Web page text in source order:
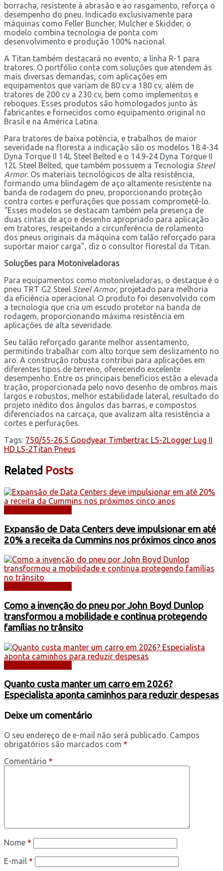
borracha, resistente à abrasão e ao rasgamento, reforça o
desempenho do pneu. Indicado exclusivamente para
máquinas como Feller Buncher, Mulcher e Skidder, o
modelo combina tecnologia de ponta com
desenvolvimento e produção 100% nacional.
A Titan também destacará no evento, a linha R-1 para
tratores. O portfólio conta com soluções que atendem às
mais diversas demandas, com aplicações em
equipamentos que variam de 80 cv a 180 cv, além de
tratores de 200 cv a 230 cv, bem como implementos e
reboques. Esses produtos são homologados junto às
fabricantes e fornecidos como equipamento original no
Brasil e na América Latina.
Para tratores de baixa potência, e trabalhos de maior
severidade na floresta a indicação são os modelos 18.4-34
Dyna Torque II 14L Steel Belted e o 14.9-24 Dyna Torque II
12L Steel Belted, que também possuem a Tecnologia Steel
Armor. Os materiais tecnológicos de alta resistência,
formando uma blindagem de aço altamente resistente na
banda de rodagem do pneu, proporcionando proteção
contra cortes e perfurações que possam comprometê-lo.
“Esses modelos se destacam também pela presença de
duas cintas de aço e desenho apropriado para aplicação
em tratores, respeitando a circunferência de rolamento
dos pneus originais da máquina com talão reforçado para
suportar maior carga”, diz o consultor florestal da Titan.
Soluções para Motoniveladoras
Para equipamentos como motoniveladoras, o destaque é o
pneu TRT G2 Steel Steel Armor, projetado para melhoria
da eficiência operacional. O produto foi desenvolvido com
a tecnologia que cria um escudo protetor na banda de
rodagem, proporcionando máxima resistência em
aplicações de alta severidade.
Seu talão reforçado garante melhor assentamento,
permitindo trabalhar com alto torque sem deslizamento no
aro. A construção robusta contribui para aplicações em
diferentes tipos de terreno, oferecendo excelente
desempenho. Entre os principais benefícios estão a elevada
tração, proporcionada pelo novo desenho de ombros mais
largos e robustos, melhor estabilidade lateral, resultado do
projeto inédito dos ângulos das barras, e compostos
diferenciados na carcaça, que avalizam alta resistência a
cortes e perfurações.
Tags: 750/55-26.5 Goodyear Timbertrac LS-2Logger Lug II
HD LS-2Titan Pneus
Related Posts
Expansão de Data Centers deve impulsionar em até
20% a receita da Cummins nos próximos cinco anos
Como a invenção do pneu por John Boyd Dunlop
transformou a mobilidade e continua protegendo
famílias no trânsito
Quanto custa manter um carro em 2026?
Especialista aponta caminhos para reduzir despesas
Deixe um comentário
O seu endereço de e-mail não será publicado. Campos
obrigatórios são marcados com *
Comentário *
Nome *
E-mail *